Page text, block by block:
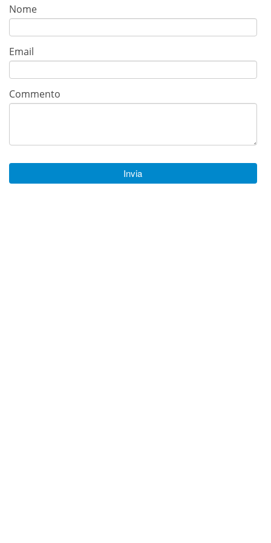
Nome
Email
Commento
Invia